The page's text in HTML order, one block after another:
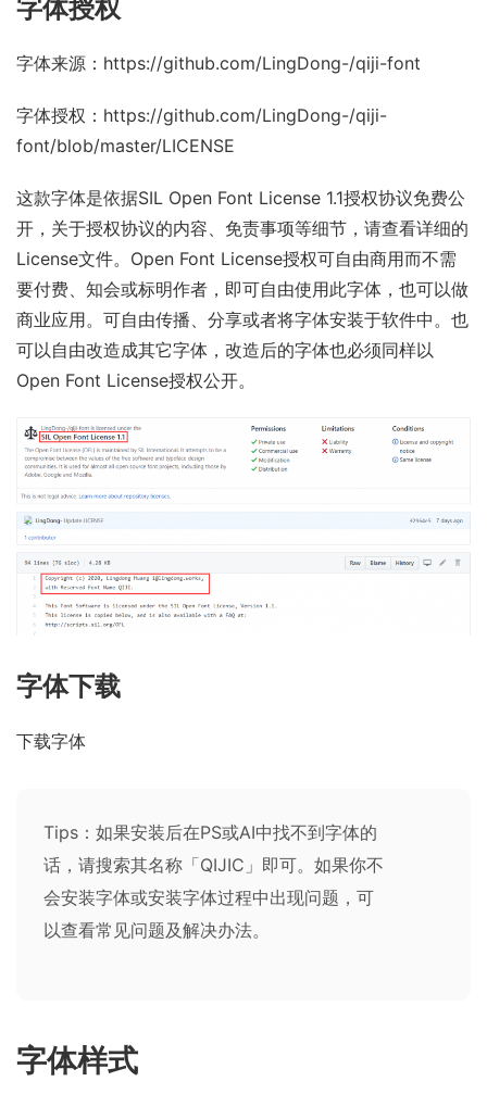
字体授权
字体来源： https://github.com/LingDong-/qiji-font
字体授权： https://github.com/LingDong-/qiji-
font/blob/master/LICENSE
这款字体是依据SIL Open Font License 1.1授权协议免费公
开，关于授权协议的内容、免责事项等细节，请查看详细的
License文件。Open Font License授权可自由商用而不需
要付费、知会或标明作者，即可自由使用此字体，也可以做
商业应用。可自由传播、分享或者将字体安装于软件中。也
可以自由改造成其它字体，改造后的字体也必须同样以
Open Font License授权公开。
字体下载
下载字体
Tips：如果安装后在PS或AI中找不到字体的
话，请搜索其名称「QIJIC」即可。如果你不
会安装字体或安装字体过程中出现问题，可
以查看常见问题及解决办法。
字体样式